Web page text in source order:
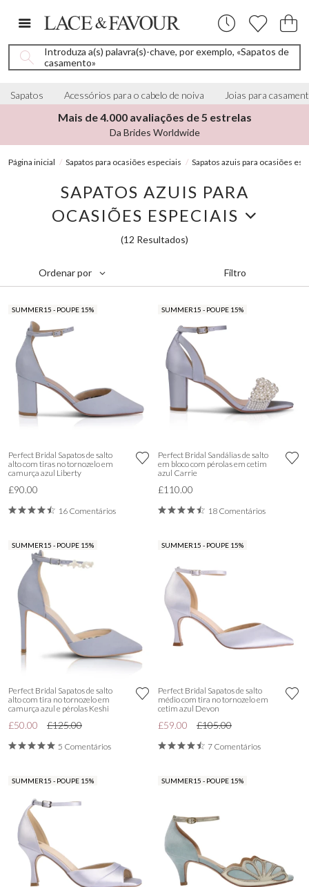
Introduza a(s) palavra(s)-chave, por exemplo, «Sapatos de
casamento»
Sapatos Acessórios para o cabelo de noiva Joias para
Mais de 4.000 avaliações de 5 estrelas
Da Brides Worldwide
Página inicial Sapatos para ocasiões especiais Sapatos azuis para ocasiões
SAPATOS AZUIS PARA
OCASIÕES ESPECIAIS
(12 Resultados)
Ordenar por Filtro
SUMMER15 - POUPE 15%
Perfect Bridal Sapatos de salto
alto com tiras no tornozelo em
camurça azul Liberty
£90.00
16 Comentários
SUMMER15 - POUPE 15%
Perfect Bridal Sandálias de salto
em bloco com pérolas em cetim
azul Carrie
£110.00
18 Comentários
SUMMER15 - POUPE 15%
Perfect Bridal Sapatos de salto
alto com tira no tornozelo em
camurça azul e pérolas Keshi
£50.00 £125.00
5 Comentários
SUMMER15 - POUPE 15%
Perfect Bridal Sapatos de salto
médio com tira no tornozelo em
cetim azul Devon
£59.00 £105.00
7 Comentários
SUMMER15 - POUPE 15% SUMMER15 - POUPE 15%